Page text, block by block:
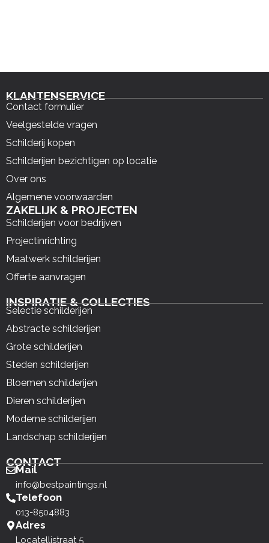
KLANTENSERVICE
Contact formulier
Veelgestelde vragen
Schilderij kopen
Schilderijen bezichtigen op locatie
Over ons
Algemene voorwaarden
ZAKELIJK & PROJECTEN
Schilderijen voor bedrijven
Projectinrichting
Maatwerk schilderijen
Offerte aanvragen
INSPIRATIE & COLLECTIES
Selectie schilderijen
Abstracte schilderijen
Grote schilderijen
Steden schilderijen
Bloemen schilderijen
Dieren schilderijen
Moderne schilderijen
Landschap schilderijen
CONTACT
Mail
info@bestpaintings.nl
Telefoon
013-8504883
Adres
Locatellistraat 5